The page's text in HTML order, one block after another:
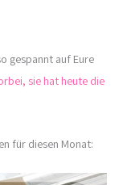
gespannt auf Eure
sie hat heute die
für diesen Monat: